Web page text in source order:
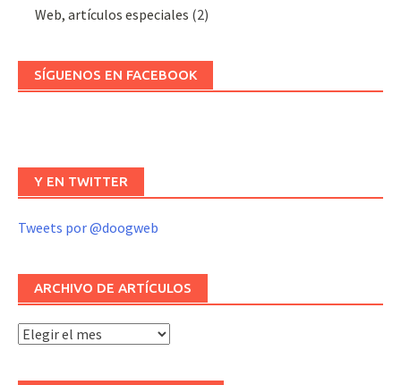
Web, artículos especiales (2)
SÍGUENOS EN FACEBOOK
Y EN TWITTER
Tweets por @doogweb
ARCHIVO DE ARTÍCULOS
Archivo